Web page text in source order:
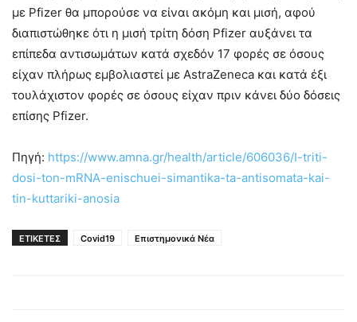
με Pfizer θα μπορούσε να είναι ακόμη και μισή, αφού
διαπιστώθηκε ότι η μισή τρίτη δόση Pfizer αυξάνει τα
επίπεδα αντισωμάτων κατά σχεδόν 17 φορές σε όσους
είχαν πλήρως εμβολιαστεί με AstraZeneca και κατά έξι
τουλάχιστον φορές σε όσους είχαν πριν κάνει δύο δόσεις
επίσης Pfizer.
Πηγή: https://www.amna.gr/health/article/606036/I-triti-
dosi-ton-mRNA-enischuei-simantika-ta-antisomata-kai-
tin-kuttariki-anosia
ΕΤΙΚΕΤΕΣ Covid19 Επιστημονικά Νέα